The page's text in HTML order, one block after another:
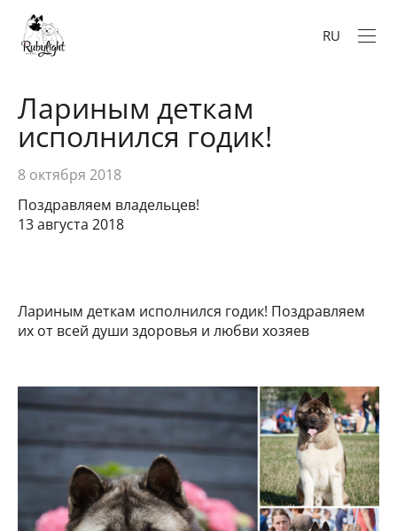
RU
Лариным деткам
исполнился годик!
8 октября 2018
Поздравляем владельцев!
13 августа 2018
Лариным деткам исполнился годик! Поздравляем
их от всей души здоровья и любви хозяев